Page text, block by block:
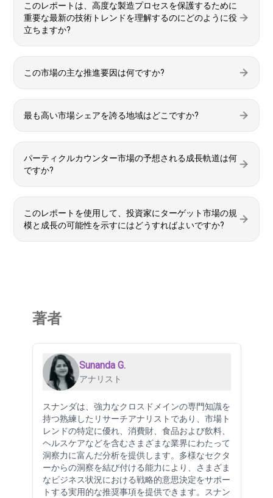
このレポートは、高度な製造プロセスを保護するために
重要な最新の技術トレンドを理解するのにどのように役
立ちますか?
この市場の主な推進要因は何ですか?
最も高い市場シェアを誇る地域はどこですか?
パーティクルカウンター市場の予想される成長軌道は何
ですか?
このレポートを使用して、投資家にターゲット市場の規
模と成長の可能性を示すにはどうすればよいですか?
著者
Sunanda G.
アナリスト
スナンダは、強力なクロスドメインの専門知識を
持つ熟練したリサーチアナリストであり、市場ト
レンドの特定に優れ、消費財、食品および飲料、
ヘルスケアなどを含むさまざまな業界にわたって
洞察力に富んだ分析を提供します。多様なセクタ
ーからの洞察を結び付ける能力により、さまざま
なビジネス状況における戦略的意思決定をサポー
トする実用的な推奨事項を提供できます。スナン